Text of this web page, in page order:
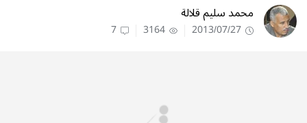
محمد سليم قلالة
2013/07/27
3164
7